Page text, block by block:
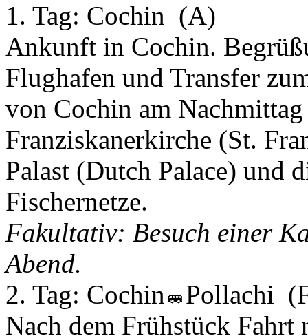
1. Tag: Cochin (A)
Ankunft in Cochin.
Flughafen und Transfer
von Cochin am Nachmittag
Franziskanerkirche (St.
Palast (Dutch Palace) und
Fischernetze.
Fakultativ: Besuch einer
Abend.
2. Tag: Cochin Pollachi
Nach dem Frühstück